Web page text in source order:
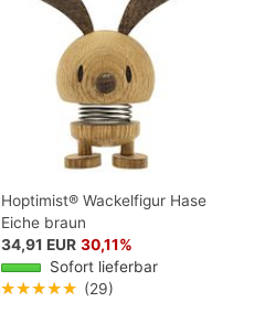
Hoptimist® Wackelfigur Hase
Eiche braun
34,91 EUR 30,11%
Sofort lieferbar
★★★★★ (29)